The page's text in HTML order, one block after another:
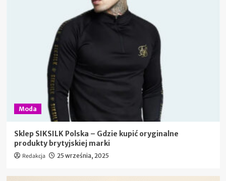
Moda
Sklep SIKSILK Polska – Gdzie kupić oryginalne
produkty brytyjskiej marki
Redakcja 25 września, 2025